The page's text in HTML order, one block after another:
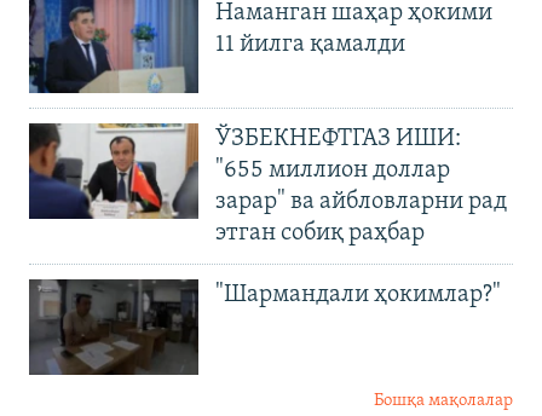
Наманган шаҳар ҳокими
11 йилга қамалди
ЎЗБЕКНЕФТГАЗ ИШИ:
"655 миллион доллар
зарар" ва айбловларни рад
этган собиқ раҳбар
"Шармандали ҳокимлар?"
Бошқа мақолалар